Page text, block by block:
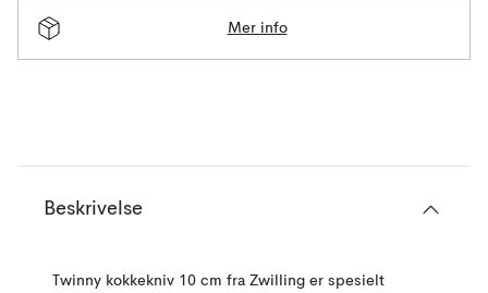
Mer info
Beskrivelse
Twinny kokkekniv 10 cm fra Zwilling er spesielt